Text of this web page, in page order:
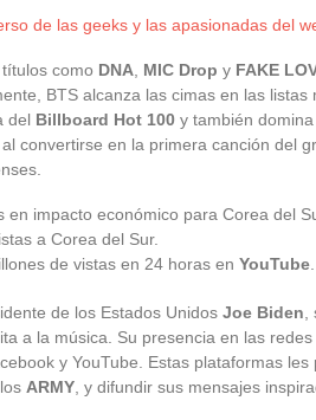
de las geeks y las apasionadas del
como DNA MIC Drop y FAKE
BTS alcanza las cimas en las listas
del Billboard Hot 100 y también
convertirse en la primera canción del
impacto económico para Corea del
a Corea del Sur.
de vistas en 24 horas en YouTube
de los Estados Unidos Joe Biden
a la música. Su presencia en las
y YouTube. Estas plataformas
ARMY , y difundir sus mensajes